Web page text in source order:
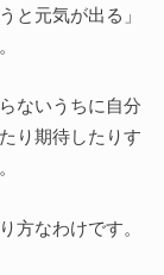
と元気が出る」
ないうちに自分
り期待したりす
方なわけです。